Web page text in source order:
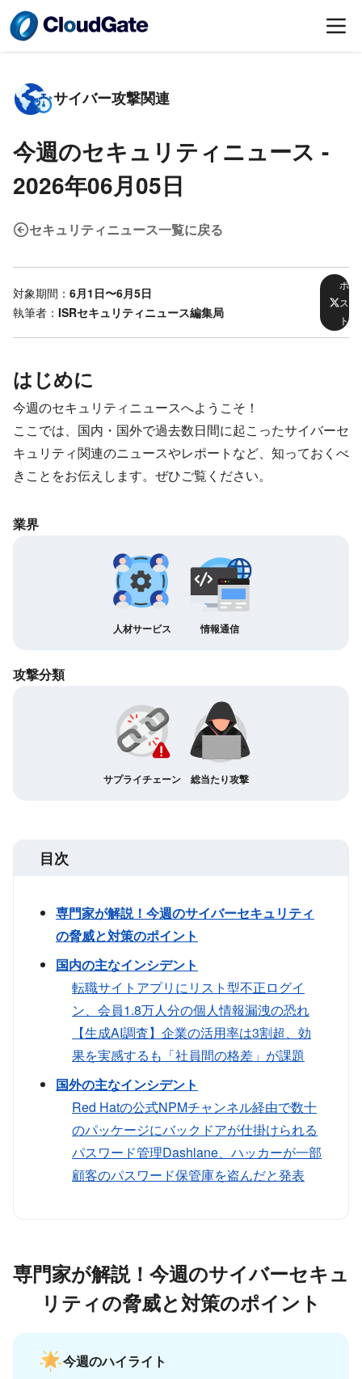
サイバー攻撃関連
今週のセキュリティニュース -
2026年06月05日
セキュリティニュース一覧に戻る
対象期間： 6月1日〜6月5日
執筆者： ISRセキュリティニュース編集局
ポ
ス
ト
はじめに
今週のセキュリティニュースへようこそ！
ここでは、国内・国外で過去数日間に起こったサイバーセ
キュリティ関連のニュースやレポートなど、知っておくべ
きことをお伝えします。ぜひご覧ください。
業界
人材サービス 情報通信
攻撃分類
サプライチェーン 総当たり攻撃
目次
専門家が解説！今週のサイバーセキュリティ
の脅威と対策のポイント
国内の主なインシデント
転職サイトアプリにリスト型不正ログイ
ン、会員1.8万人分の個人情報漏洩の恐れ
【生成AI調査】企業の活用率は3割超、効
果を実感するも「社員間の格差」が課題
国外の主なインシデント
Red Hatの公式NPMチャンネル経由で数十
のパッケージにバックドアが仕掛けられる
パスワード管理Dashlane、ハッカーが一部
顧客のパスワード保管庫を盗んだと発表
専門家が解説！今週のサイバーセキュ
リティの脅威と対策のポイント
今週のハイライト